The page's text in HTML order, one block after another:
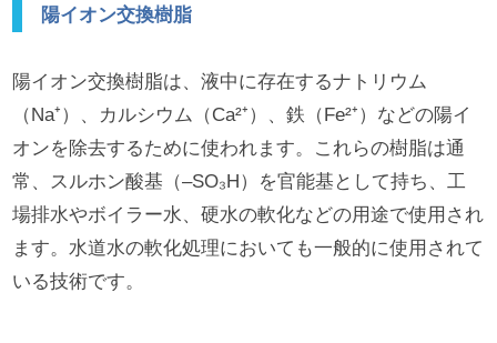
陽イオン交換樹脂
陽イオン交換樹脂は、液中に存在するナトリウム
（Na⁺）、カルシウム（Ca²⁺）、鉄（Fe²⁺）などの陽イ
オンを除去するために使われます。これらの樹脂は通
常、スルホン酸基（–SO₃H）を官能基として持ち、工
場排水やボイラー水、硬水の軟化などの用途で使用され
ます。水道水の軟化処理においても一般的に使用されて
いる技術です。